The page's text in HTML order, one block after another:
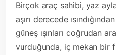
Birçok araç sahibi, yaz
aşırı derecede
güneş ışınları doğrudan
vurduğunda, iç mekan bir